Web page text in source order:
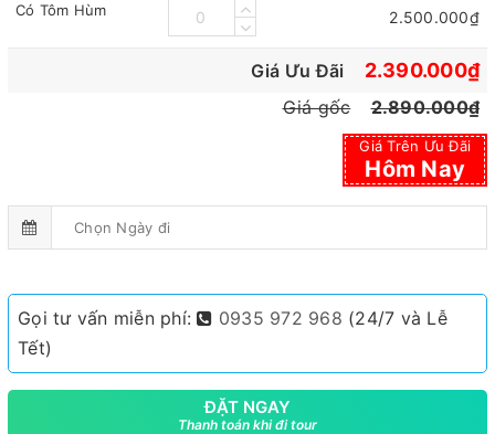
Có Tôm Hùm 2.500.000₫
Giá Ưu Đãi 2.390.000₫
Giá gốc 2.890.000₫
Giá Trên Ưu Đãi
Hôm Nay
Gọi tư vấn miễn phí: 0935 972 968 (24/7 và Lễ
Tết)
ĐẶT NGAY
Thanh toán khi đi tour